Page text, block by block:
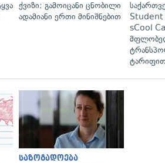
ქვიზი: გამოიცანი ცნობილი
ადამიანი ერთი მინიშნებით
Student
sCool
საზოგადოება